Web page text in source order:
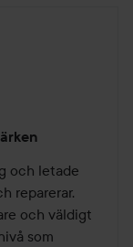
1 år
och letade
reparerar.
och väldigt
som